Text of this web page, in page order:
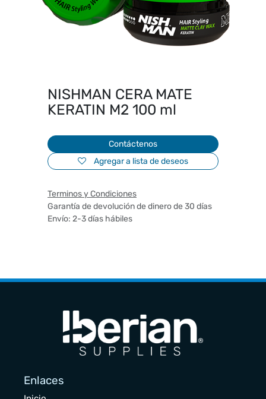
NISHMAN CERA MATE
KERATIN M2 100 ml
Contáctenos
Agregar a lista de deseos
Terminos y Condiciones
Garantía de devolución de dinero de 30 días
Envío: 2-3 días hábiles
Enlaces